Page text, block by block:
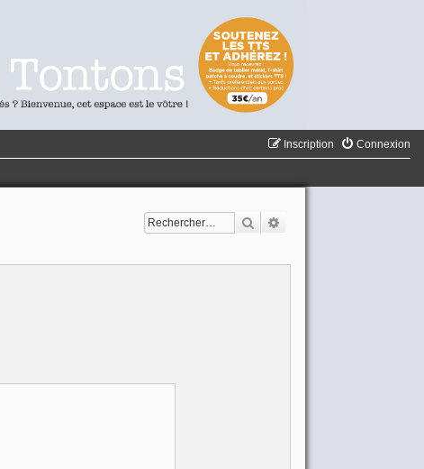
Connexion
Inscription
Rechercher